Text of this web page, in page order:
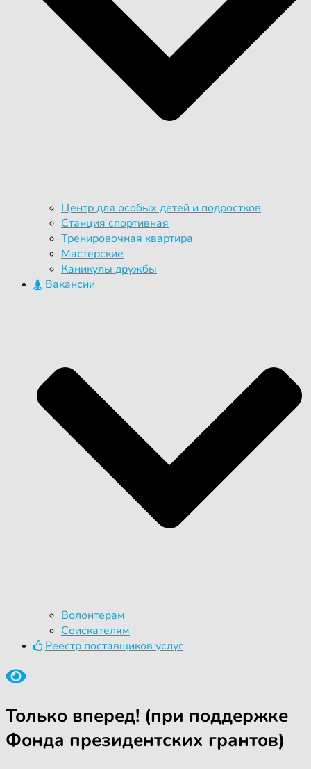
Центр для особых детей и подростков
Станция спортивная
Тренировочная квартира
Мастерские
Каникулы дружбы
Вакансии
Волонтерам
Соискателям
Реестр поставщиков услуг
Только вперед! (при поддержке
Фонда президентских грантов)